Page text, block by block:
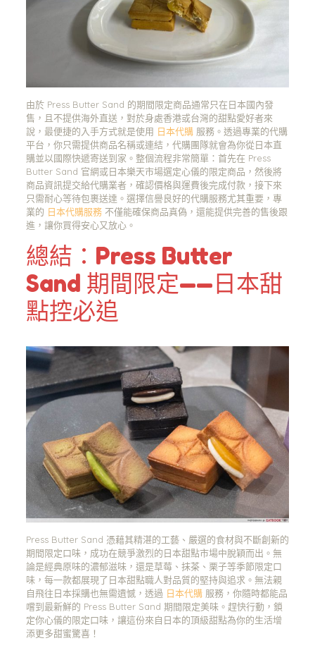
由於 Press Butter Sand 的期間限定商品通常只在日本國內發
售，且不提供海外直送，對於身處香港或台灣的甜點愛好者來
說，最便捷的入手方式就是使用 日本代購服務。透過專業的代購
平台，你只需提供商品名稱或連結，代購團隊就會為你從日本直
購並以國際快遞寄送到家。整個流程非常簡單：首先在 Press
Butter Sand 官網或日本樂天市場選定心儀的限定商品，然後將
商品資訊提交給代購業者，確認價格與運費後完成付款，接下來
只需耐心等待包裹送達。選擇信譽良好的代購服務尤其重要，專
業的 日本代購服務不僅能確保商品真偽，還能提供完善的售後跟
進，讓你買得安心又放心。
總結：Press Butter
Sand 期間限定——日本甜
點控必追
Press Butter Sand 憑藉其精湛的工藝、嚴選的食材與不斷創新的
期間限定口味，成功在競爭激烈的日本甜點市場中脫穎而出。無
論是經典原味的濃郁滋味，還是草莓、抹茶、栗子等季節限定口
味，每一款都展現了日本甜點職人對品質的堅持與追求。無法親
自飛往日本採購也無需遺憾，透過 日本代購服務，你隨時都能品
嚐到最新鮮的 Press Butter Sand 期間限定美味。趕快行動，鎖
定你心儀的限定口味，讓這份來自日本的頂級甜點為你的生活增
添更多甜蜜驚喜！